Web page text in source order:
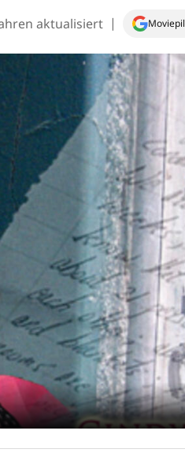
aktualisiert